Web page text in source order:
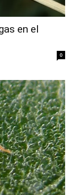
en el
0